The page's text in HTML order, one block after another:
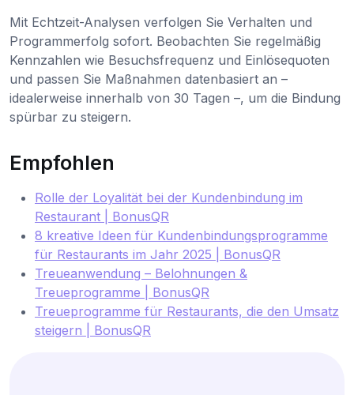
Mit Echtzeit-Analysen verfolgen Sie Verhalten und
Programmerfolg sofort. Beobachten Sie regelmäßig
Kennzahlen wie Besuchsfrequenz und Einlösequoten
und passen Sie Maßnahmen datenbasiert an –
idealerweise innerhalb von 30 Tagen –, um die Bindung
spürbar zu steigern.
Empfohlen
Rolle der Loyalität bei der Kundenbindung im
Restaurant | BonusQR
8 kreative Ideen für Kundenbindungsprogramme
für Restaurants im Jahr 2025 | BonusQR
Treueanwendung – Belohnungen &
Treueprogramme | BonusQR
Treueprogramme für Restaurants, die den Umsatz
steigern | BonusQR